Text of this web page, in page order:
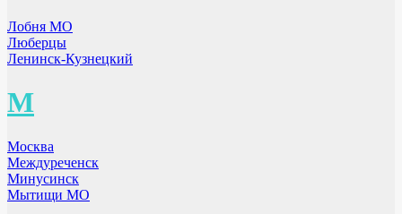
Лобня МО
Люберцы
Ленинск-Кузнецкий
М
Москва
Междуреченск
Минусинск
Мытищи МО